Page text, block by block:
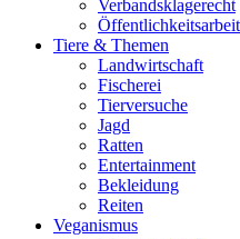
Verbandsklagerecht
Öffentlichkeitsarbeit
Tiere & Themen
Landwirtschaft
Fischerei
Tierversuche
Jagd
Ratten
Entertainment
Bekleidung
Reiten
Veganismus